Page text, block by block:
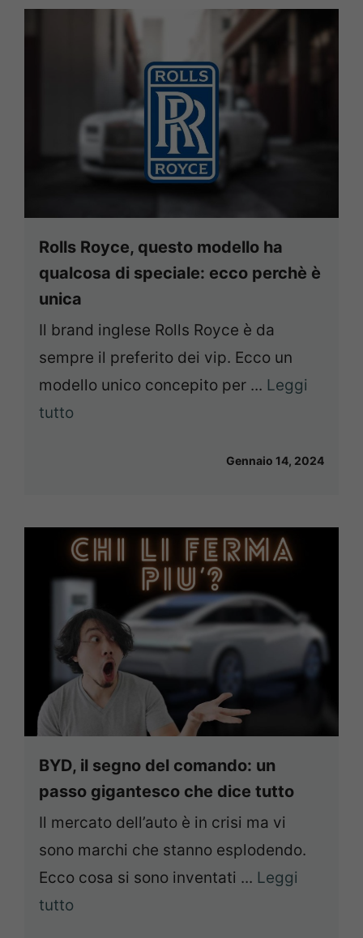
Rolls Royce, questo modello ha
qualcosa di speciale: ecco perchè è
unica
Il brand inglese Rolls Royce è da
sempre il preferito dei vip. Ecco un
modello unico concepito per ... Leggi
tutto
Gennaio 14, 2024
BYD, il segno del comando: un
passo gigantesco che dice tutto
Il mercato dell’auto è in crisi ma vi
sono marchi che stanno esplodendo.
Ecco cosa si sono inventati ... Leggi
tutto